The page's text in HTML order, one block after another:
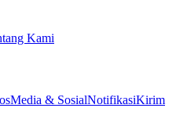
Kami
Media & SosialNotifikasiKirim